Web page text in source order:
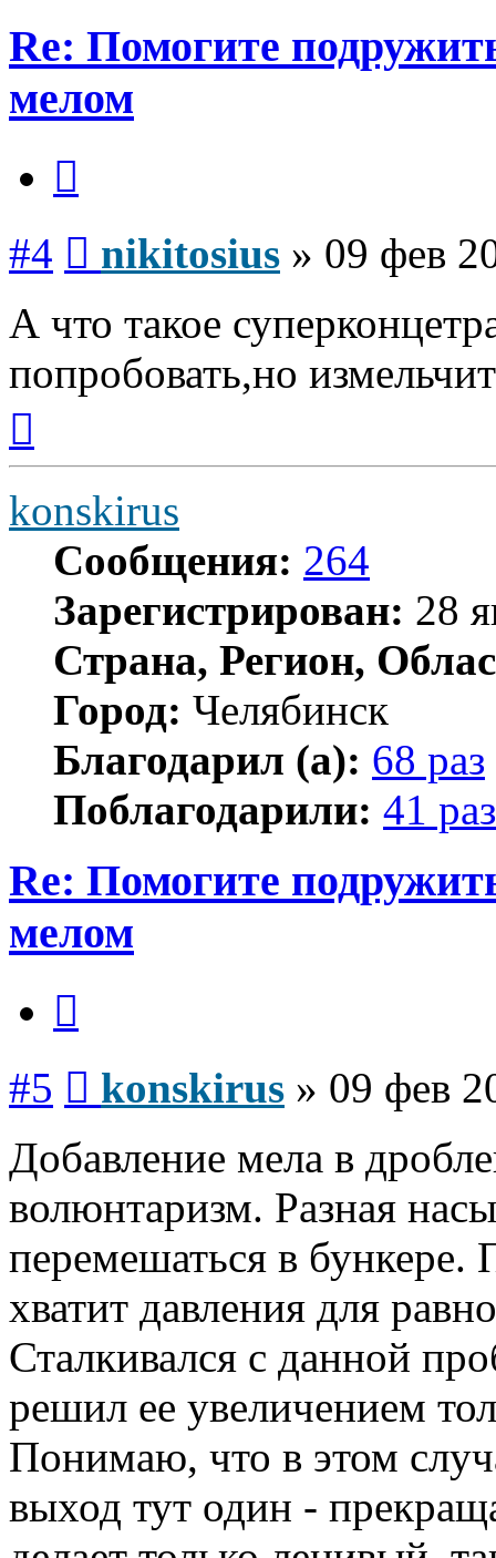
Re: Помогите
мелом
#4 nikitosius » 09 фев
А что такое
попробовать,но
началу
konskirus
Сообщения: 264
Зарегистрирован: 28
Страна, Регион,
Город: Челябинск
Благодарил (а): 68 раз
Поблагодарили: 41 раз
Re: Помогите
мелом
#5 konskirus » 09 фев
Добавление мела в
волюнтаризм. Разная
перемешаться в
хватит давления для
Сталкивался с данной
решил ее увеличением
Понимаю, что в этом
выход тут один -